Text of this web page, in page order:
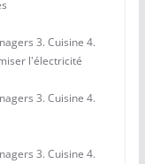
3. Cuisine 4.
l'électricité
3. Cuisine 4.
3. Cuisine 4.